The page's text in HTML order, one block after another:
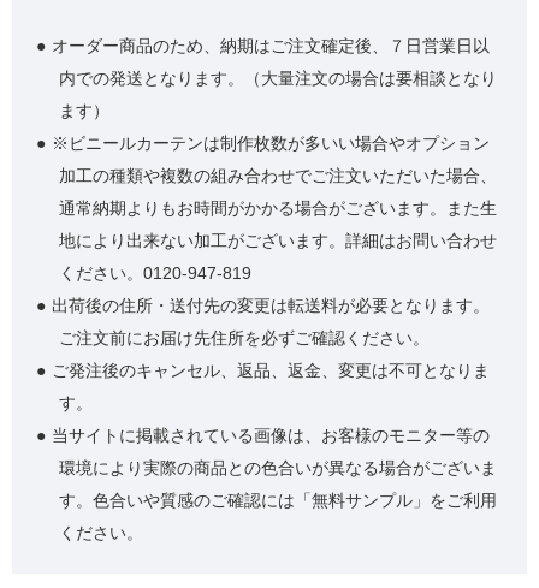
オーダー商品のため、納期はご注文確定後、７日営業日以
内での発送となります。（大量注文の場合は要相談となり
ます）
※ビニールカーテンは制作枚数が多いい場合やオプション
加工の種類や複数の組み合わせでご注文いただいた場合、
通常納期よりもお時間がかかる場合がございます。また生
地により出来ない加工がございます。詳細はお問い合わせ
ください。0120-947-819
出荷後の住所・送付先の変更は転送料が必要となります。
ご注文前にお届け先住所を必ずご確認ください。
ご発注後のキャンセル、返品、返金、変更は不可となりま
す。
当サイトに掲載されている画像は、お客様のモニター等の
環境により実際の商品との色合いが異なる場合がございま
す。色合いや質感のご確認には「無料サンプル」をご利用
ください。